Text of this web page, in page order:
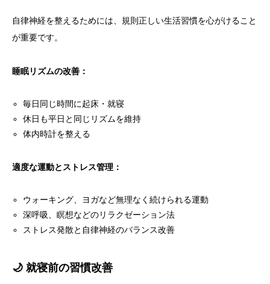
自律神経を整えるためには、規則正しい生活習慣を心がけること
が重要です。
睡眠リズムの改善：
毎日同じ時間に起床・就寝
休日も平日と同じリズムを維持
体内時計を整える
適度な運動とストレス管理：
ウォーキング、ヨガなど無理なく続けられる運動
深呼吸、瞑想などのリラクゼーション法
ストレス発散と自律神経のバランス改善
🌙 就寝前の習慣改善